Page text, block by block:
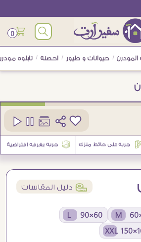
0
المودرن / حيوانات و طيور / احصنه / تابلوه
í دليل المقاسات
60×90 L